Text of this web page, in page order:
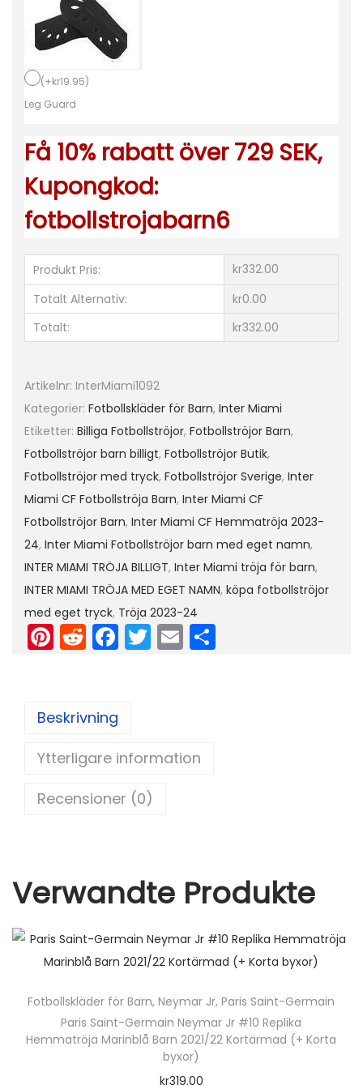
m
i
F
H
m
a
t
ö
j
a
2
l
s
ä
l
ö
r
S
E
G
I
(+kr19.95)
Leg Guard
Få 10% rabatt över 729 SEK,
Kupongkod:
fotbollstrojabarn6
Produkt Pris:
kr332.00
Totalt Alternativ:
kr0.00
Totalt:
kr332.00
Artikelnr: InterMiami1092
Kategorier: Fotbollskläder för Barn, Inter Miami
Etiketter: Billiga Fotbollströjor, Fotbollströjor Barn,
Fotbollströjor barn billigt, Fotbollströjor Butik,
Fotbollströjor med tryck, Fotbollströjor Sverige, Inter
Miami CF Fotbollströja Barn, Inter Miami CF
Fotbollströjor Barn, Inter Miami CF Hemmatröja 2023-
24, Inter Miami Fotbollströjor barn med eget namn,
INTER MIAMI TRÖJA BILLIGT, Inter Miami tröja för barn,
INTER MIAMI TRÖJA MED EGET NAMN, köpa fotbollströjor
med eget tryck, Tröja 2023-24
Pi
nt
e
R
e
di
F
a
o
o
T
w
E
m
Beskrivning
Ytterligare information
Recensioner (0)
Verwandte Produkte
Fotbollskläder för Barn,Neymar Jr,Paris Saint-Germain
Paris Saint-Germain Neymar Jr #10 Replika
Hemmatröja Marinblå Barn 2021/22 Kortärmad (+ Korta
byxor)
kr319.00